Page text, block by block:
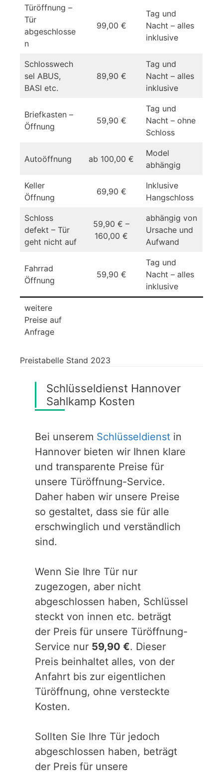
Türöffnung –
Tür
abgeschlosse
n
99,00 €
Tag und
Nacht – alles
inklusive
Schlosswech
sel ABUS,
BASI etc.
89,90 €
Tag und
Nacht – alles
inklusive
Briefkasten –
Öffnung
59,90 €
Tag und
Nacht – ohne
Schloss
Autoöffnung ab 100,00 €
Model
abhängig
Keller
Öffnung
69,90 €
Inklusive
Hangschloss
Schloss
defekt – Tür
geht nicht auf
59,90 € –
160,00 €
abhängig von
Ursache und
Aufwand
Fahrrad
Öffnung
59,90 €
Tag und
Nacht – alles
inklusive
weitere
Preise auf
Anfrage
Preistabelle Stand 2023
Schlüsseldienst Hannover
Sahlkamp Kosten
Bei unserem Schlüsseldienst in
Hannover bieten wir Ihnen klare
und transparente Preise für
unsere Türöffnung-Service.
Daher haben wir unsere Preise
so gestaltet, dass sie für alle
erschwinglich und verständlich
sind.
Wenn Sie Ihre Tür nur
zugezogen, aber nicht
abgeschlossen haben, Schlüssel
steckt von innen etc. beträgt
der Preis für unsere Türöffnung-
Service nur 59,90 €. Dieser
Preis beinhaltet alles, von der
Anfahrt bis zur eigentlichen
Türöffnung, ohne versteckte
Kosten.
Sollten Sie Ihre Tür jedoch
abgeschlossen haben, beträgt
der Preis für unsere